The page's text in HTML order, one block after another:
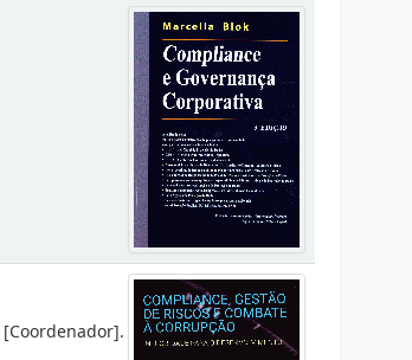
[Coordenador].